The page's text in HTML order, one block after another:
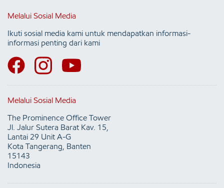
Melalui Sosial Media
Ikuti sosial media kami untuk mendapatkan informasi-
informasi penting dari kami
Melalui Sosial Media
The Prominence Office Tower
Jl. Jalur Sutera Barat Kav. 15,
Lantai 29 Unit A-G
Kota Tangerang, Banten
15143
Indonesia